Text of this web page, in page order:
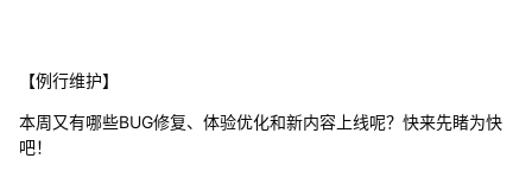
【例行维护】
本周又有哪些BUG修复、体验优化和新内容上线呢？快来先睹为快
吧！